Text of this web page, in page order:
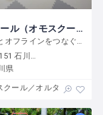
OMOスクール（オモスクール）
オンラインとオフラインをつなぐフリースクール
窪３丁目１３６−１
県
クール／オルタナティブス